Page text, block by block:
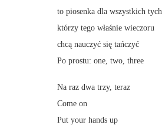
to piosenka dla wszystkich tych
którzy tego właśnie wieczoru
chcą nauczyć się tańczyć
Po prostu: one, two, three
Na raz dwa trzy, teraz
Come on
Put your hands up